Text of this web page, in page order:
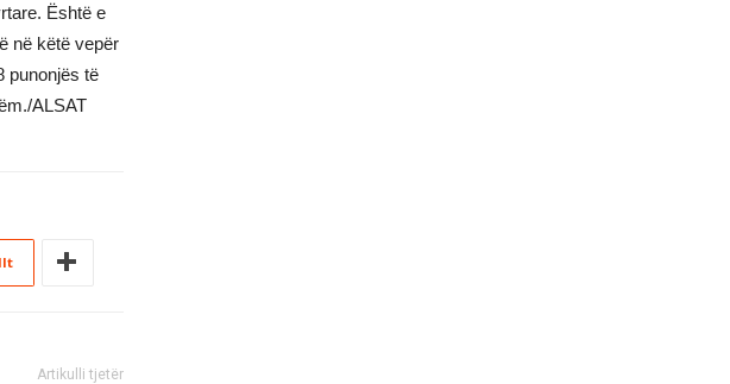
Është e
në këtë vepër
punonjës të
ALSAT
Artikulli tjetër